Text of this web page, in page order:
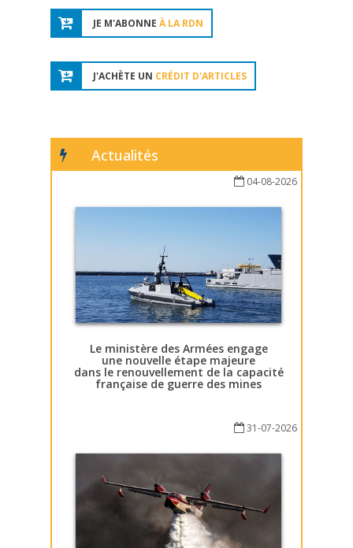
JE M'ABONNE À LA RDN
J'ACHÈTE UN CRÉDIT D'ARTICLES
Actualités
04-08-2026
Le ministère des Armées engage
une nouvelle étape majeure
dans le renouvellement de la capacité
française de guerre des mines
31-07-2026